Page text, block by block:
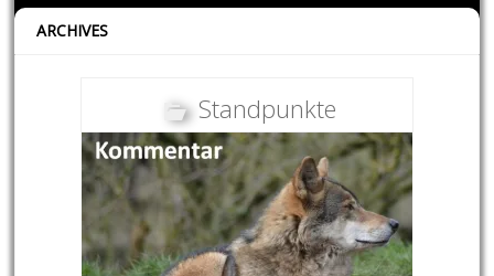
ARCHIVES
Standpunkte